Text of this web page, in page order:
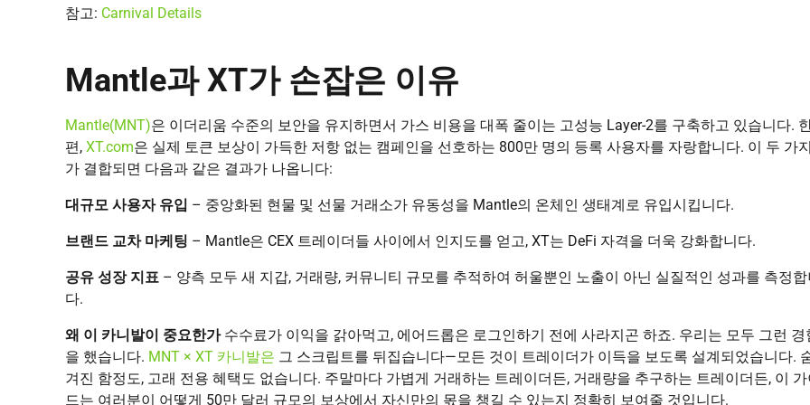
참고: Carnival Details
Mantle과 XT가 손잡은 이유
Mantle(MNT)은 이더리움 수준의 보안을 유지하면서 가스 비용을 대폭 줄이는 고성능 Layer-2를 구축하고 있습니다.
편, XT.com은 실제 토큰 보상이 가득한 저항 없는 캠페인을 선호하는 800만 명의 등록 사용자를 자랑합니다. 이 두 가지
가 결합되면 다음과 같은 결과가 나옵니다:
대규모 사용자 유입 – 중앙화된 현물 및 선물 거래소가 유동성을 Mantle의 온체인 생태계로 유입시킵니다.
브랜드 교차 마케팅 – Mantle은 CEX 트레이더들 사이에서 인지도를 얻고, XT는 DeFi 자격을 더욱 강화합니다.
공유 성장 지표 – 양측 모두 새 지갑, 거래량, 커뮤니티 규모를 추적하여 허울뿐인 노출이 아닌 실질적인 성과를 측정합
다.
왜 이 카니발이 중요한가수수료가 이익을 갉아먹고, 에어드롭은 로그인하기 전에 사라지곤 하죠. 우리는 모두 그런 경
을 했습니다. MNT × XT 카니발은 그 스크립트를 뒤집습니다—모든 것이 트레이더가 이득을 보도록 설계되었습니다.
겨진 함정도, 고래 전용 혜택도 없습니다. 주말마다 가볍게 거래하는 트레이더든, 거래량을 추구하는 트레이더든, 이 가
드는 여러분이 어떻게 50만 달러 규모의 보상에서 자신만의 몫을 챙길 수 있는지 정확히 보여줄 것입니다.